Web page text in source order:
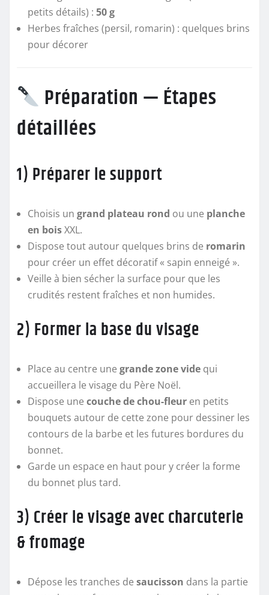
petits détails) : 50 g
Herbes fraîches (persil, romarin) : quelques brins
pour décorer
Préparation — Étapes
détaillées
1) Préparer le support
Choisis un grand plateau rond ou une planche
en boisXXL.
Dispose tout autour quelques brins de romarin
pour créer un effet décoratif « sapin enneigé ».
Veille à bien sécher la surface pour que les
crudités restent fraîches et non humides.
2) Former la base du visage
Place au centre une grande zone vide qui
accueillera le visage du Père Noël.
Dispose une couche de chou-fleur en petits
bouquets autour de cette zone pour dessiner les
contours de la barbe et les futures bordures du
bonnet.
Garde un espace en haut pour y créer la forme
du bonnet plus tard.
3) Créer le visage avec charcuterie
& fromage
Dépose les tranches de saucisson dans la partie